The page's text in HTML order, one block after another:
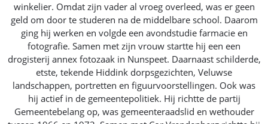
winkelier. Omdat zijn vader al vroeg overleed, was er geen
geld om door te studeren na de middelbare school. Daarom
ging hij werken en volgde een avondstudie farmacie en
fotografie. Samen met zijn vrouw startte hij een een
drogisterij annex fotozaak in Nunspeet. Daarnaast schilderde,
etste, tekende Hiddink dorpsgezichten, Veluwse
landschappen, portretten en figuurvoorstellingen. Ook was
hij actief in de gemeentepolitiek. Hij richtte de partij
Gemeentebelang op, was gemeenteraadslid en wethouder